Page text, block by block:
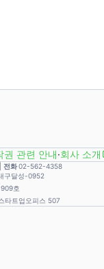
권 관련 안내·회사 소개
전화02-562-4358
구달성-0952
호
타트업오피스 507